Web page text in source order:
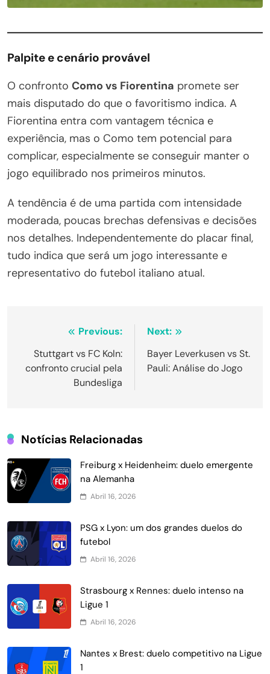
Palpite e cenário provável
O confronto Como vs Fiorentina promete ser
mais disputado do que o favoritismo indica. A
Fiorentina entra com vantagem técnica e
experiência, mas o Como tem potencial para
complicar, especialmente se conseguir manter o
jogo equilibrado nos primeiros minutos.
A tendência é de uma partida com intensidade
moderada, poucas brechas defensivas e decisões
nos detalhes. Independentemente do placar final,
tudo indica que será um jogo interessante e
representativo do futebol italiano atual.
Navegação
de
Post
Previous:
Stuttgart vs FC Koln:
confronto crucial pela
Bundesliga
Next:
Bayer Leverkusen vs St.
Pauli: Análise do Jogo
Notícias Relacionadas
Freiburg x Heidenheim: duelo emergente
na Alemanha
Abril 16, 2026
PSG x Lyon: um dos grandes duelos do
futebol
Abril 16, 2026
Strasbourg x Rennes: duelo intenso na
Ligue 1
Abril 16, 2026
Nantes x Brest: duelo competitivo na Ligue
1